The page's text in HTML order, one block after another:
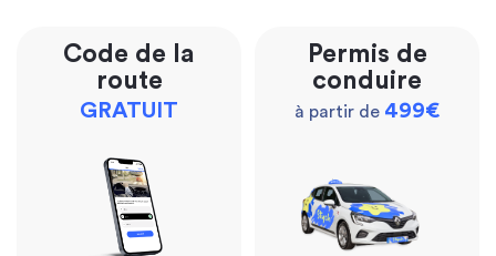
Code de la
route
GRATUIT
Permis de
conduire
à partir de 499€